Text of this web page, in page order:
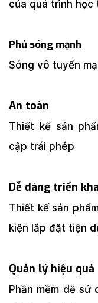
của quá trình học
Phủ sóng mạnh
Sóng vô tuyến
An toàn
Thiết kế sản
cập trái phép
Dễ dàng triển
Thiết kế sản
kiện lắp đặt tiện
Quản lý hiệu quả
Phần mềm dễ